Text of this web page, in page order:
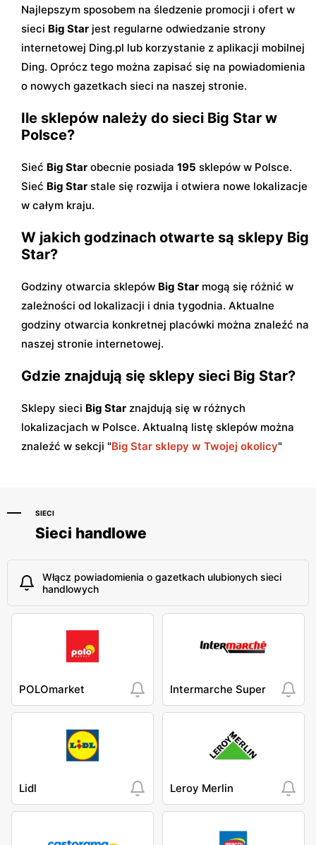
Najlepszym sposobem na śledzenie promocji i ofert w
sieci Big Star jest regularne odwiedzanie strony
internetowej Ding.pl lub korzystanie z aplikacji mobilnej
Ding. Oprócz tego można zapisać się na powiadomienia
o nowych gazetkach sieci na naszej stronie.
Ile sklepów należy do sieci Big Star w
Polsce?
Sieć Big Star obecnie posiada 195 sklepów w Polsce.
Sieć Big Star stale się rozwija i otwiera nowe lokalizacje
w całym kraju.
W jakich godzinach otwarte są sklepy Big
Star?
Godziny otwarcia sklepów Big Star mogą się różnić w
zależności od lokalizacji i dnia tygodnia. Aktualne
godziny otwarcia konkretnej placówki można znaleźć na
naszej stronie internetowej.
Gdzie znajdują się sklepy sieci Big Star?
Sklepy sieci Big Star znajdują się w różnych
lokalizacjach w Polsce. Aktualną listę sklepów można
znaleźć w sekcji "Big Star sklepy w Twojej okolicy"
SIECI
Sieci handlowe
Włącz powiadomienia o gazetkach ulubionych sieci
handlowych
POLOmarket Intermarche Super
Lidl Leroy Merlin